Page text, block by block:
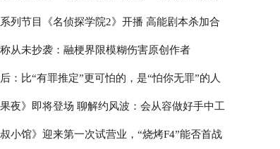
系列节目《名侦探学院2》开播 高能剧本杀加合
从未抄袭：融梗界限模糊伤害原创作者
：比“有罪推定”更可怕的，是“怕你无罪”的人
夜》即将登场 聊解约风波：会从容做好手中工
小馆》迎来第一次试营业，“烧烤F4”能否首战